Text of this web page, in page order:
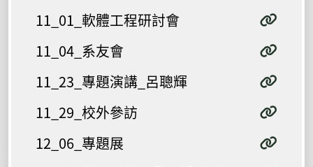
11_01_軟體工程研討會
11_04_系友會
11_23_專題演講_呂聰輝
11_29_校外參訪
12_06_專題展